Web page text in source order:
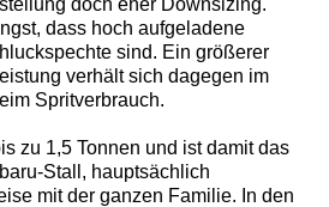
dass hoch aufgeladene
sind. Ein größerer
verhält sich dagegen im
Spritverbrauch.
zu 1,5 Tonnen und ist damit das
Stall, hauptsächlich
mit der ganzen Familie. In den